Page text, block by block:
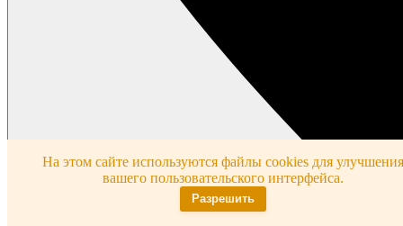
На этом сайте используются файлы cookies для улучшения
вашего пользовательского интерфейса.
Разрешить